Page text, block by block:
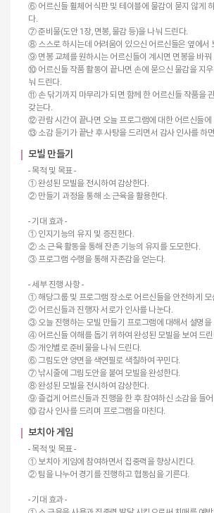
⑥ 어르신들 휠체어 식판 및 테이블에 물감이 묻지 않게
다.
⑦ 준비물(도안 1장, 면봉, 물감 등)을 나눠 드린다.
⑧ 스스로 하시는데 어려움이 있으신 어르신들은 옆에서
⑨ 면봉 교체를 원하시는 어르신들이 계시면 면봉을 바꿔
⑩ 어르신들 작품 활동이 끝나면 손에 묻으신 물감을 지
눠 드린다.
⑪ 손 닦기까지 마무리가 되면 함께 한 어르신들 작품을
갖는다.
⑫ 관람 시간이 끝나면 오늘 프로그램에 대한 어르신들에
⑬ 소감 듣기가 끝난 후 사탕을 드리면서 감사 인사를 하
모빌 만들기
- 목적 및 목표 -
① 완성된 모빌을 전시하여 감상한다.
② 만들기 과정을 통해 소 근육을 활용한다.
- 기대 효과 -
① 인지기능의 유지 및 증진한다.
② 소 근육 활동을 통해 잔존 기능의 유지를 도모한다.
③ 프로그램 수행을 통해 자존감을 얻는다.
- 세부 진행 사항 -
① 해당그룹 및 프로그램 장소로 어르신들을 안전하게 모
② 어르신들과 진행자 서로가 인사를 나눈다.
③ 오늘 진행하는 모빌 만들기 프로그램에 대해서 설명을
④ 어르신들 이해를 돕기 위하여 완성된 모빌을 보여 드린
⑤ 개인별로 준비물을 나눠 드린다.
⑥ 그림도안 양면을 색연필로 색칠하여 꾸민다.
⑦ 낚시줄에 그림도안을 붙여 모빌을 완성한다.
⑧ 완성된 모빌을 전시하여 감상한다.
⑨ 즐겁게 어르신들과 진행을 한 후 참여하신 소감을 들
⑩ 감사 인사를 드리며 프로그램을 마친다.
보치아 게임
- 목적 및 목표 -
① 보치아 게임에 참여하면서 집중력을 향상시킨다.
② 팀을 나누어 경기를 진행하고 협동심을 기른다.
- 기대 효과 -